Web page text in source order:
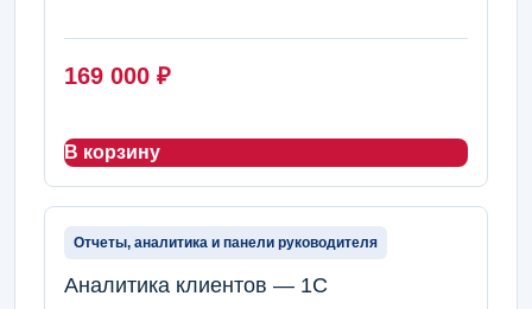
169 000 ₽
В корзину
Отчеты, аналитика и панели руководителя
Аналитика клиентов — 1С